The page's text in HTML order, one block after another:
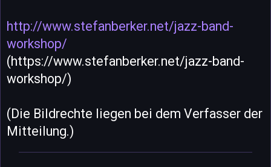
http://www.stefanberker.net/jazz-band-
workshop/
(https://www.stefanberker.net/jazz-band-
workshop/)
(Die Bildrechte liegen bei dem Verfasser der
Mitteilung.)